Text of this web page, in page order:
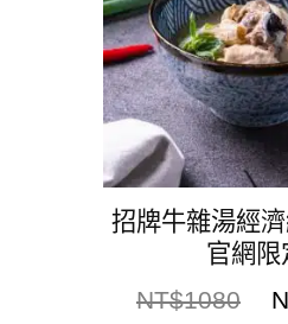
招牌牛雜湯經
官網限
NT$1080